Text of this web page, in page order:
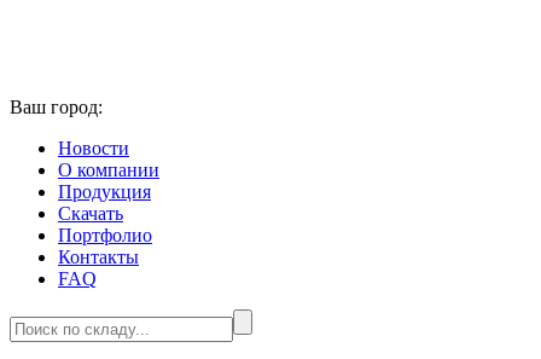
Ваш город:
Новости
О компании
Продукция
Скачать
Портфолио
Контакты
FAQ